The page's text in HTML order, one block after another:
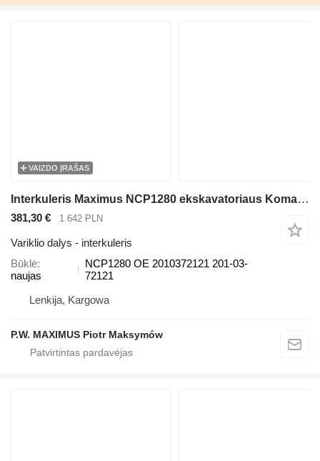
VAIZDO ĮRAŠAS
Interkuleris Maximus NCP1280 ekskavatoriaus Komatsu BR100 BA100 PC60
381,30 € 1 642 PLN
Variklio dalys - interkuleris
Būklė
naujas
NCP1280 OE 2010372121 201-03-
72121
Lenkija, Kargowa
P.W. MAXIMUS Piotr Maksymów